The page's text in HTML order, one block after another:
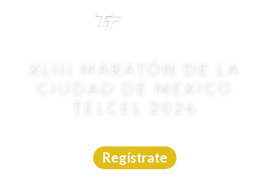
XLIII MARATÓN DE LA
CIUDAD DE MÉXICO
Regístrate